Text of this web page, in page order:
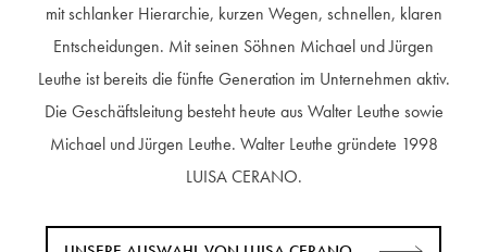
mit schlanker Hierarchie, kurzen Wegen, schnellen, klaren
Entscheidungen. Mit seinen Söhnen Michael und Jürgen
Leuthe ist bereits die fünfte Generation im Unternehmen aktiv.
Die Geschäftsleitung besteht heute aus Walter Leuthe sowie
Michael und Jürgen Leuthe. Walter Leuthe gründete 1998
LUISA CERANO.